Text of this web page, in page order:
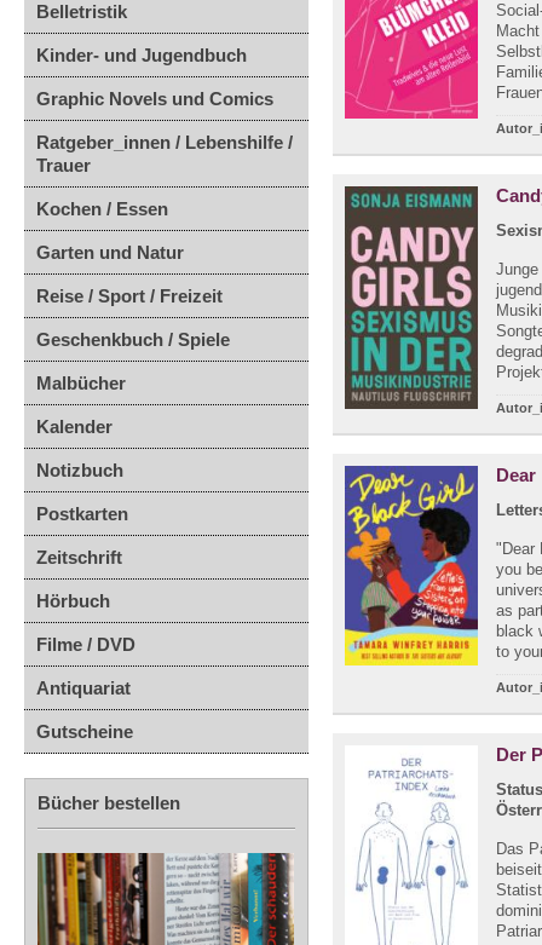
Belletristik
Kinder- und Jugendbuch
Graphic Novels und Comics
Ratgeber_innen / Lebenshilfe /
Trauer
Kochen / Essen
Garten und Natur
Reise / Sport / Freizeit
Geschenkbuch / Spiele
Malbücher
Kalender
Notizbuch
Postkarten
Zeitschrift
Hörbuch
Filme / DVD
Antiquariat
Gutscheine
Bücher bestellen
"Dear
you
as
black
to
Der
Das